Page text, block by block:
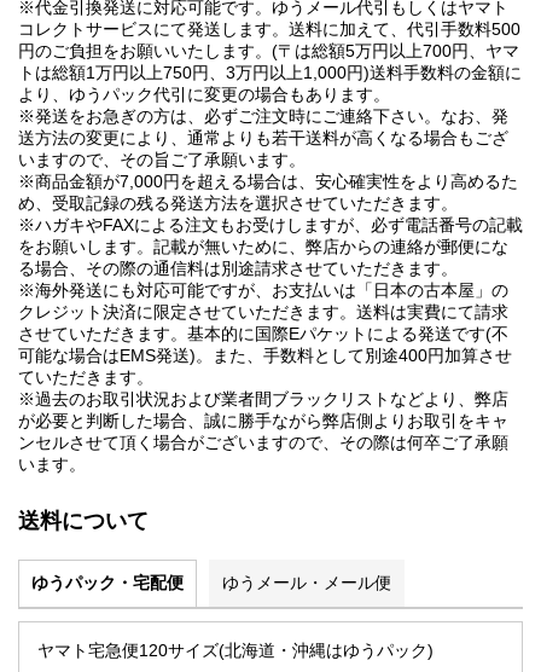
※代金引換発送に対応可能です。ゆうメール代引もしくはヤマト
コレクトサービスにて発送します。送料に加えて、代引手数料500
円のご負担をお願いいたします。(〒は総額5万円以上700円、ヤマ
トは総額1万円以上750円、3万円以上1,000円)送料手数料の金額に
より、ゆうパック代引に変更の場合もあります。
※発送をお急ぎの方は、必ずご注文時にご連絡下さい。なお、発
送方法の変更により、通常よりも若干送料が高くなる場合もござ
いますので、その旨ご了承願います。
※商品金額が7,000円を超える場合は、安心確実性をより高めるた
め、受取記録の残る発送方法を選択させていただきます。
※ハガキやFAXによる注文もお受けしますが、必ず電話番号の記載
をお願いします。記載が無いために、弊店からの連絡が郵便にな
る場合、その際の通信料は別途請求させていただきます。
※海外発送にも対応可能ですが、お支払いは「日本の古本屋」の
クレジット決済に限定させていただきます。送料は実費にて請求
させていただきます。基本的に国際Eパケットによる発送です(不
可能な場合はEMS発送)。また、手数料として別途400円加算させ
ていただきます。
※過去のお取引状況および業者間ブラックリストなどより、弊店
が必要と判断した場合、誠に勝手ながら弊店側よりお取引をキャ
ンセルさせて頂く場合がございますので、その際は何卒ご了承願
います。
送料について
ゆうパック・宅配便 ゆうメール・メール便
ヤマト宅急便120サイズ(北海道・沖縄はゆうパック)